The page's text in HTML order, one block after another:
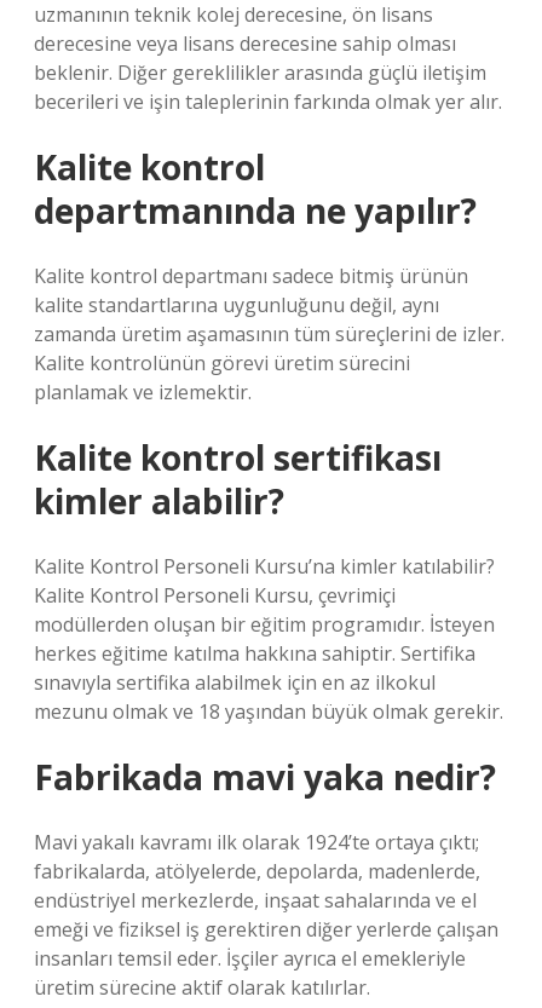
uzmanının teknik kolej derecesine, ön lisans
derecesine veya lisans derecesine sahip olması
beklenir. Diğer gereklilikler arasında güçlü iletişim
becerileri ve işin taleplerinin farkında olmak yer alır.
Kalite kontrol
departmanında ne yapılır?
Kalite kontrol departmanı sadece bitmiş ürünün
kalite standartlarına uygunluğunu değil, aynı
zamanda üretim aşamasının tüm süreçlerini de izler.
Kalite kontrolünün görevi üretim sürecini
planlamak ve izlemektir.
Kalite kontrol sertifikası
kimler alabilir?
Kalite Kontrol Personeli Kursu’na kimler katılabilir?
Kalite Kontrol Personeli Kursu, çevrimiçi
modüllerden oluşan bir eğitim programıdır. İsteyen
herkes eğitime katılma hakkına sahiptir. Sertifika
sınavıyla sertifika alabilmek için en az ilkokul
mezunu olmak ve 18 yaşından büyük olmak gerekir.
Fabrikada mavi yaka nedir?
Mavi yakalı kavramı ilk olarak 1924’te ortaya çıktı;
fabrikalarda, atölyelerde, depolarda, madenlerde,
endüstriyel merkezlerde, inşaat sahalarında ve el
emeği ve fiziksel iş gerektiren diğer yerlerde çalışan
insanları temsil eder. İşçiler ayrıca el emekleriyle
üretim sürecine aktif olarak katılırlar.